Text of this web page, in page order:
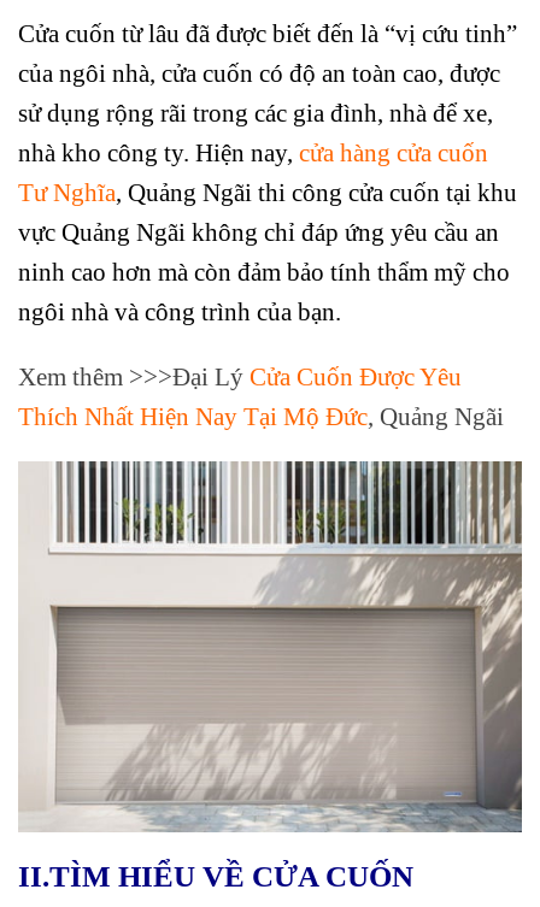
Cửa cuốn từ lâu đã được biết đến là “vị cứu tinh”
của ngôi nhà, cửa cuốn có độ an toàn cao, được
sử dụng rộng rãi trong các gia đình, nhà để xe,
nhà kho công ty. Hiện nay, cửa hàng cửa cuốn
Tư Nghĩa, Quảng Ngãi thi công cửa cuốn tại khu
vực Quảng Ngãi không chỉ đáp ứng yêu cầu an
ninh cao hơn mà còn đảm bảo tính thẩm mỹ cho
ngôi nhà và công trình của bạn.
Xem thêm >>>Đại Lý Cửa Cuốn Được Yêu
Thích Nhất Hiện Nay Tại Mộ Đức, Quảng Ngãi
II.TÌM HIỂU VỀ CỬA CUỐN